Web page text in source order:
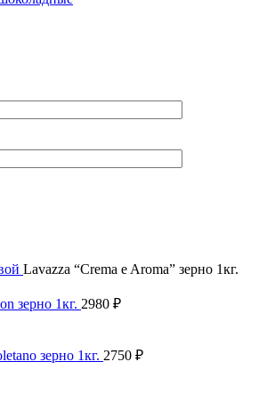
Lavazza “Crema e Aroma” зерно 1кг.
зерно 1кг. 2980 ₽
зерно 1кг. 2750 ₽